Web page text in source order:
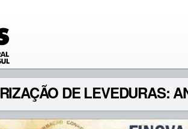
DE LEVEDURAS: